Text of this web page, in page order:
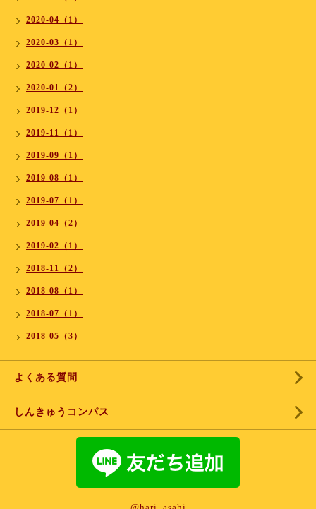
2020-04（1）
2020-03（1）
2020-02（1）
2020-01（2）
2019-12（1）
2019-11（1）
2019-09（1）
2019-08（1）
2019-07（1）
2019-04（2）
2019-02（1）
2018-11（2）
2018-08（1）
2018-07（1）
2018-05（3）
よくある質問
しんきゅうコンパス